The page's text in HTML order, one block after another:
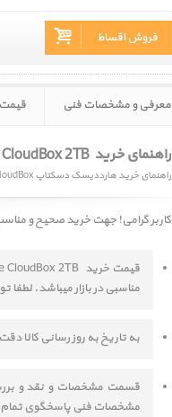
فروش اقساط
معرفی و مشخصات فنی قیمت
راهنمای خرید LaCie CloudBox 2TB ‎
راهنمای خرید هارددیسک دسکتاپ 2TB LaCie CloudBox
کاربر گرامی! جهت خرید صحیح و
مناسبی در بازار میباشد. لطفا
به تاریخ به روز رسانی کالا
مشخصات فنی پاسخگوی تمام